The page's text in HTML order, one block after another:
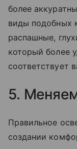
более
виды подобных
распашные,
который более
соответствует
5.
Правильное
создании